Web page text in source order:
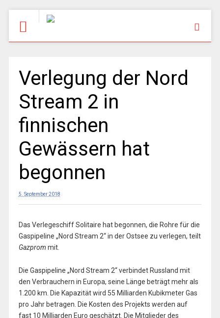
Verlegung der Nord
Stream 2 in
finnischen
Gewässern hat
begonnen
5. September 2018
Das Verlegeschiff Solitaire hat begonnen, die Rohre für die
Gaspipeline „Nord Stream 2“ in der Ostsee zu verlegen, teilt
Gazprom mit.
Die Gaspipeline „Nord Stream 2“ verbindet Russland mit
den Verbrauchern in Europa, seine Länge beträgt mehr als
1.200 km. Die Kapazität wird 55 Milliarden Kubikmeter Gas
pro Jahr betragen. Die Kosten des Projekts werden auf
fast 10 Milliarden Euro geschätzt. Die Mitglieder des